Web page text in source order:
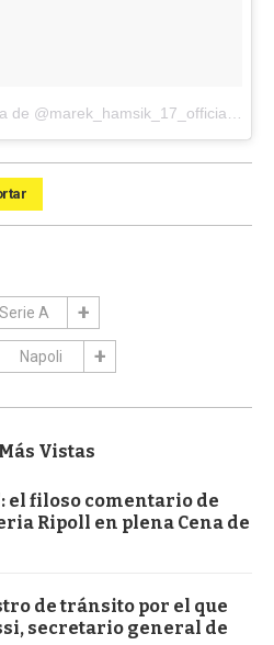
Una publicación compartida de @marek_hamsik_17_officialel
Serie A
Napoli
Vistas
el filoso comentario de
Ripoll en plena Cena de
de tránsito por el que
secretario general de